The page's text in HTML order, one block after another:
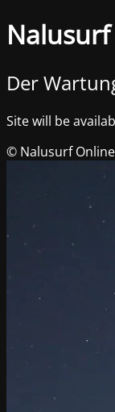
Der
Site will be
© Nalusurf